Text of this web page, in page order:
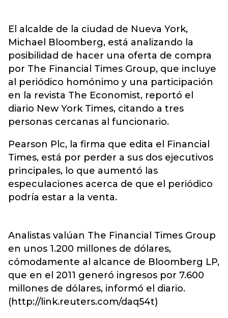
El alcalde de la ciudad de Nueva York,
Michael Bloomberg, está analizando la
posibilidad de hacer una oferta de compra
por The Financial Times Group, que incluye
al periódico homónimo y una participación
en la revista The Economist, reportó el
diario New York Times, citando a tres
personas cercanas al funcionario.
Pearson Plc, la firma que edita el Financial
Times, está por perder a sus dos ejecutivos
principales, lo que aumentó las
especulaciones acerca de que el periódico
podría estar a la venta.
Analistas valúan The Financial Times Group
en unos 1.200 millones de dólares,
cómodamente al alcance de Bloomberg LP,
que en el 2011 generó ingresos por 7.600
millones de dólares, informó el diario.
(http://link.reuters.com/daq54t)